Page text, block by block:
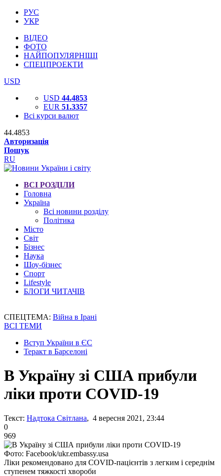
РУС
УКР
ВІДЕО
ФОТО
НАЙПОПУЛЯРНІШІ
СПЕЦПРОЕКТИ
USD
USD 44.4853
EUR 51.3357
Всі курси валют
44.4853
Авторизація
Пошук
RU
ВСІ РОЗДІЛИ
Головна
Україна
Всі новини розділу
Політика
Місто
Світ
Бізнес
Наука
Шоу-бізнес
Спорт
Lifestyle
БЛОГИ ЧИТАЧІВ
СПЕЦТЕМА: Війна в Ірані
ВСІ ТЕМИ
Вступ України в ЄС
Теракт в Барселоні
В Україну зі США прибули
ліки проти COVID-19
Текст: Надтока Світлана, 4 вересня 2021, 23:44
0
969
Фото: Facebook/ukr.embassy.usa
Ліки рекомендовано для COVID-пацієнтів з легким і середнім
ступенем тяжкості хвороби